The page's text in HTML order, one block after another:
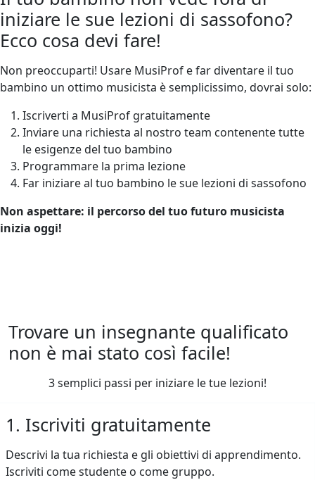
iniziare le sue lezioni di sassofono?
Ecco cosa devi fare!
Non preoccuparti! Usare MusiProf e far diventare il tuo
bambino un ottimo musicista è semplicissimo, dovrai solo:
Iscriverti a MusiProf gratuitamente
Inviare una richiesta al nostro team contenente tutte
le esigenze del tuo bambino
Programmare la prima lezione
Far iniziare al tuo bambino le sue lezioni di sassofono
Non aspettare: il percorso del tuo futuro musicista
inizia oggi!
Trovare un insegnante qualificato
non è mai stato così facile!
3 semplici passi per iniziare le tue lezioni!
1. Iscriviti gratuitamente
Descrivi la tua richiesta e gli obiettivi di apprendimento.
Iscriviti come studente o come gruppo.